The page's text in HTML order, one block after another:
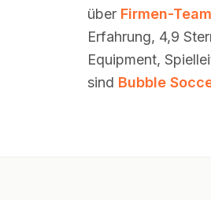
über Firmen-
Erfahrung, 4,9
Equipment,
sind Bubble